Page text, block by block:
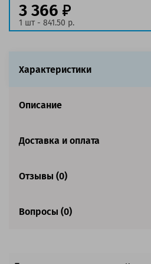
3 366
1 шт - 841.50 р.
Характеристики
Описание
Доставка и оплата
Отзывы (0)
Вопросы (0)